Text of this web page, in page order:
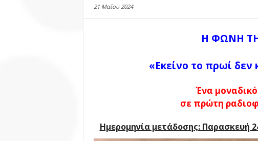
21 Μαΐου 2024
Η ΦΩΝΗ
«Εκείνο το πρωί δεν
Ένα
σε πρώτη
Ημερομηνία μετάδοσης: Παρασκευή